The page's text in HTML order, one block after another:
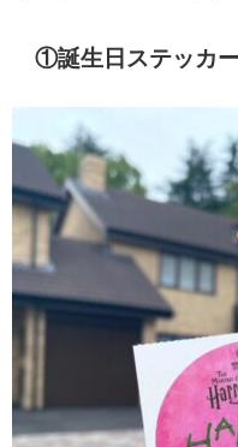
①誕生日ステッカ